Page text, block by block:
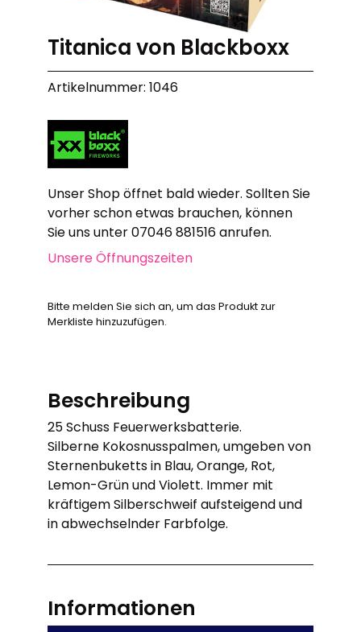
Titanica von Blackboxx
Artikelnummer: 1046
Unser Shop öffnet bald wieder. Sollten Sie
vorher schon etwas brauchen, können
Sie uns unter 07046 881516 anrufen.
Unsere Öffnungszeiten
Bitte melden Sie sich an, um das Produkt zur
Merkliste hinzuzufügen.
Beschreibung
25 Schuss Feuerwerksbatterie.
Silberne Kokosnusspalmen, umgeben von
Sternenbuketts in Blau, Orange, Rot,
Lemon-Grün und Violett. Immer mit
kräftigem Silberschweif aufsteigend und
in abwechselnder Farbfolge.
Informationen